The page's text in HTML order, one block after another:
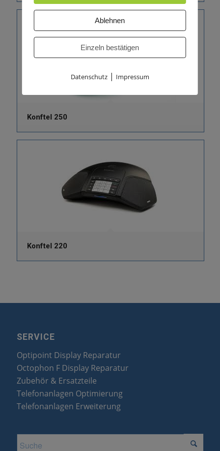
Konftel 250
Konftel 220
SERVICE
Optipoint Display Reparatur
Octophon F Display Reparatur
Zubehör & Ersatzteile
Telefonanlagen Optimierung
Telefonanlagen Erweiterung
Ablehnen
Einzeln bestätigen
Datenschutz| Impressum